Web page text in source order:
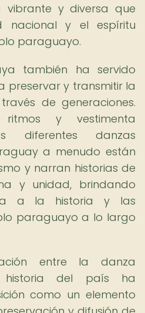
y diversa que
nacional y el espíritu
paraguayo.
también ha servido
preservar y transmitir la
de generaciones.
ritmos y vestimenta
diferentes danzas
a menudo están
y narran historias de
y unidad, brindando
a la historia y las
paraguayo a lo largo
entre la danza
del país ha
como un elemento